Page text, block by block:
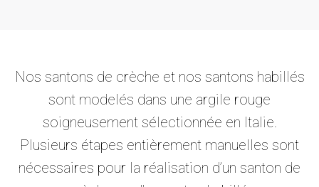
Nos santons de crèche et nos santons habillés
sont modelés dans une argile rouge
soigneusement sélectionnée en Italie.
Plusieurs étapes entièrement manuelles sont
nécessaires pour la réalisation d’un santon de